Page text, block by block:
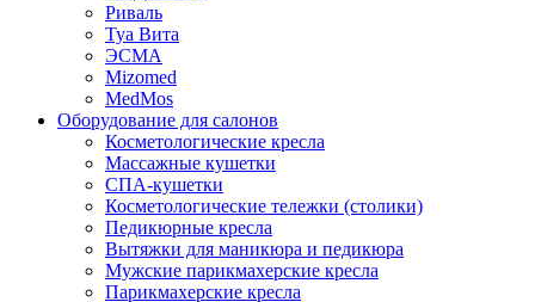
Риваль
Туа Вита
ЭСМА
Mizomed
MedMos
Оборудование для салонов
Косметологические кресла
Массажные кушетки
СПА-кушетки
Косметологические тележки (столики)
Педикюрные кресла
Вытяжки для маникюра и педикюра
Мужские парикмахерские кресла
Парикмахерские кресла